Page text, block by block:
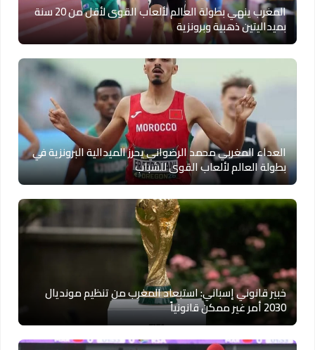
المغرب ينهي بطولة العالم لألعاب القوى لأقل من 20 سنة
بميداليتين ذهبية وبرونزية
العداء المغربي محمد الرضواني يحرز الميدالية البرونزية في
بطولة العالم لألعاب القوى للشباب
خبير قانوني إسباني: استبعاد المغرب من تنظيم مونديال
2030 أمر غير ممكن قانونياً